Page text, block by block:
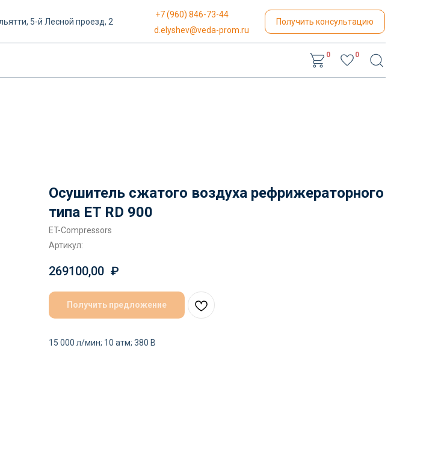
Получить консультацию
5-й Лесной проезд, 2
d.elyshev@veda-prom.ru
+7 (960) 846-73-44
0
0
Осушитель сжатого воздуха рефрижераторного
типа ET RD 900
ET-Compressors
Артикул:
269100,00 ₽
Получить предложение
15 000 л/мин; 10 атм; 380 В